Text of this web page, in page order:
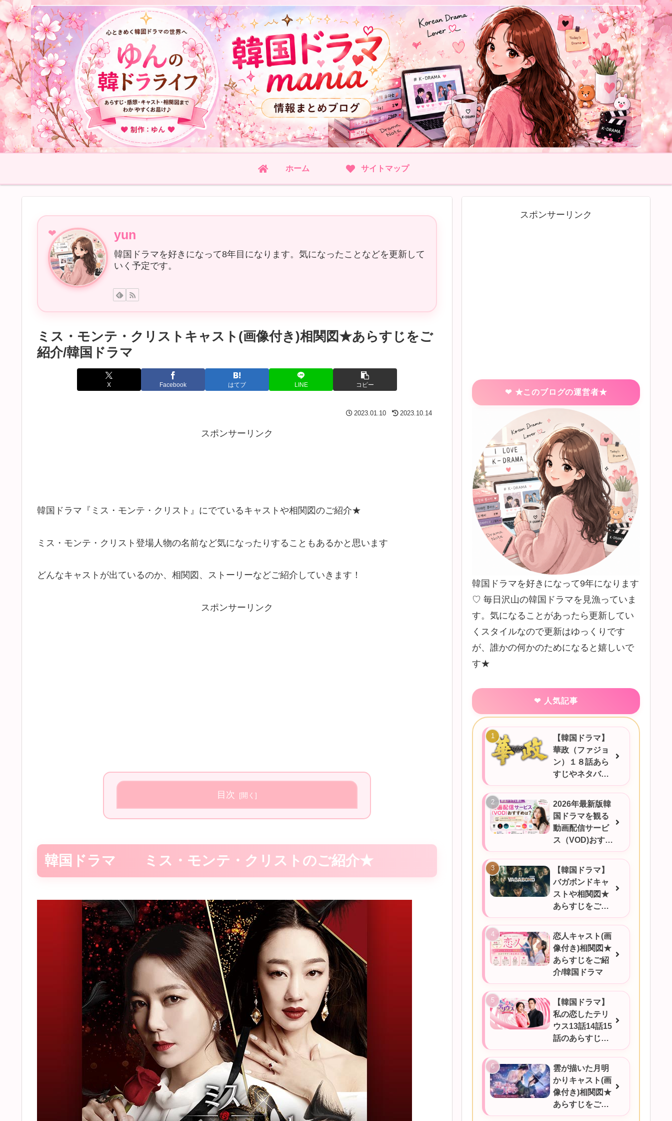
ホーム サイトマップ
yun
韓国ドラマを好きになって8年目になります。気になったことなどを更新して
いく予定です。
ミス・モンテ・クリストキャスト(画像付き)相関図★あらすじをご
紹介/韓国ドラマ
X Facebook はてブ LINE コピー
2023.01.10 2023.10.14
スポンサーリンク
韓国ドラマ『ミス・モンテ・クリスト』にでているキャストや相関図のご紹介★
ミス・モンテ・クリスト登場人物の名前など気になったりすることもあるかと思います
どんなキャストが出ているのか、相関図、ストーリーなどご紹介していきます！
スポンサーリンク
目次
韓国ドラマ ミス・モンテ・クリストのご紹介★
スポンサーリンク
★このブログの運営者★
韓国ドラマを好きになって9年になります
♡ 毎日沢山の韓国ドラマを見漁っていま
す。気になることがあったら更新してい
くスタイルなので更新はゆっくりです
が、誰かの何かのためになると嬉しいで
す★
人気記事
【韓国ドラマ】
華政（ファジョ
ン）１８話あら
すじやネタバ
レ、感想など！
2026年最新版韓
国ドラマを観る
動画配信サービ
ス（VOD)おすす
めは？
【韓国ドラマ】
バガボンドキャ
ストや相関図★
あらすじをご紹
介
恋人キャスト(画
像付き)相関図★
あらすじをご紹
介/韓国ドラマ
【韓国ドラマ】
私の恋したテリ
ウス13話14話15
話のあらすじを
ご紹介！
雲が描いた月明
かりキャスト(画
像付き)相関図★
あらすじをご紹
介/韓国ドラマ